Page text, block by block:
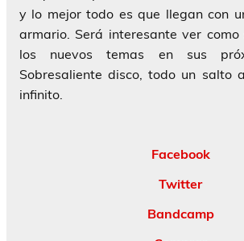
y lo mejor todo es que llegan con
armario. Será interesante ver como
los nuevos temas en sus
Sobresaliente disco, todo un salto
infinito.
Facebook
Twitter
Bandcamp